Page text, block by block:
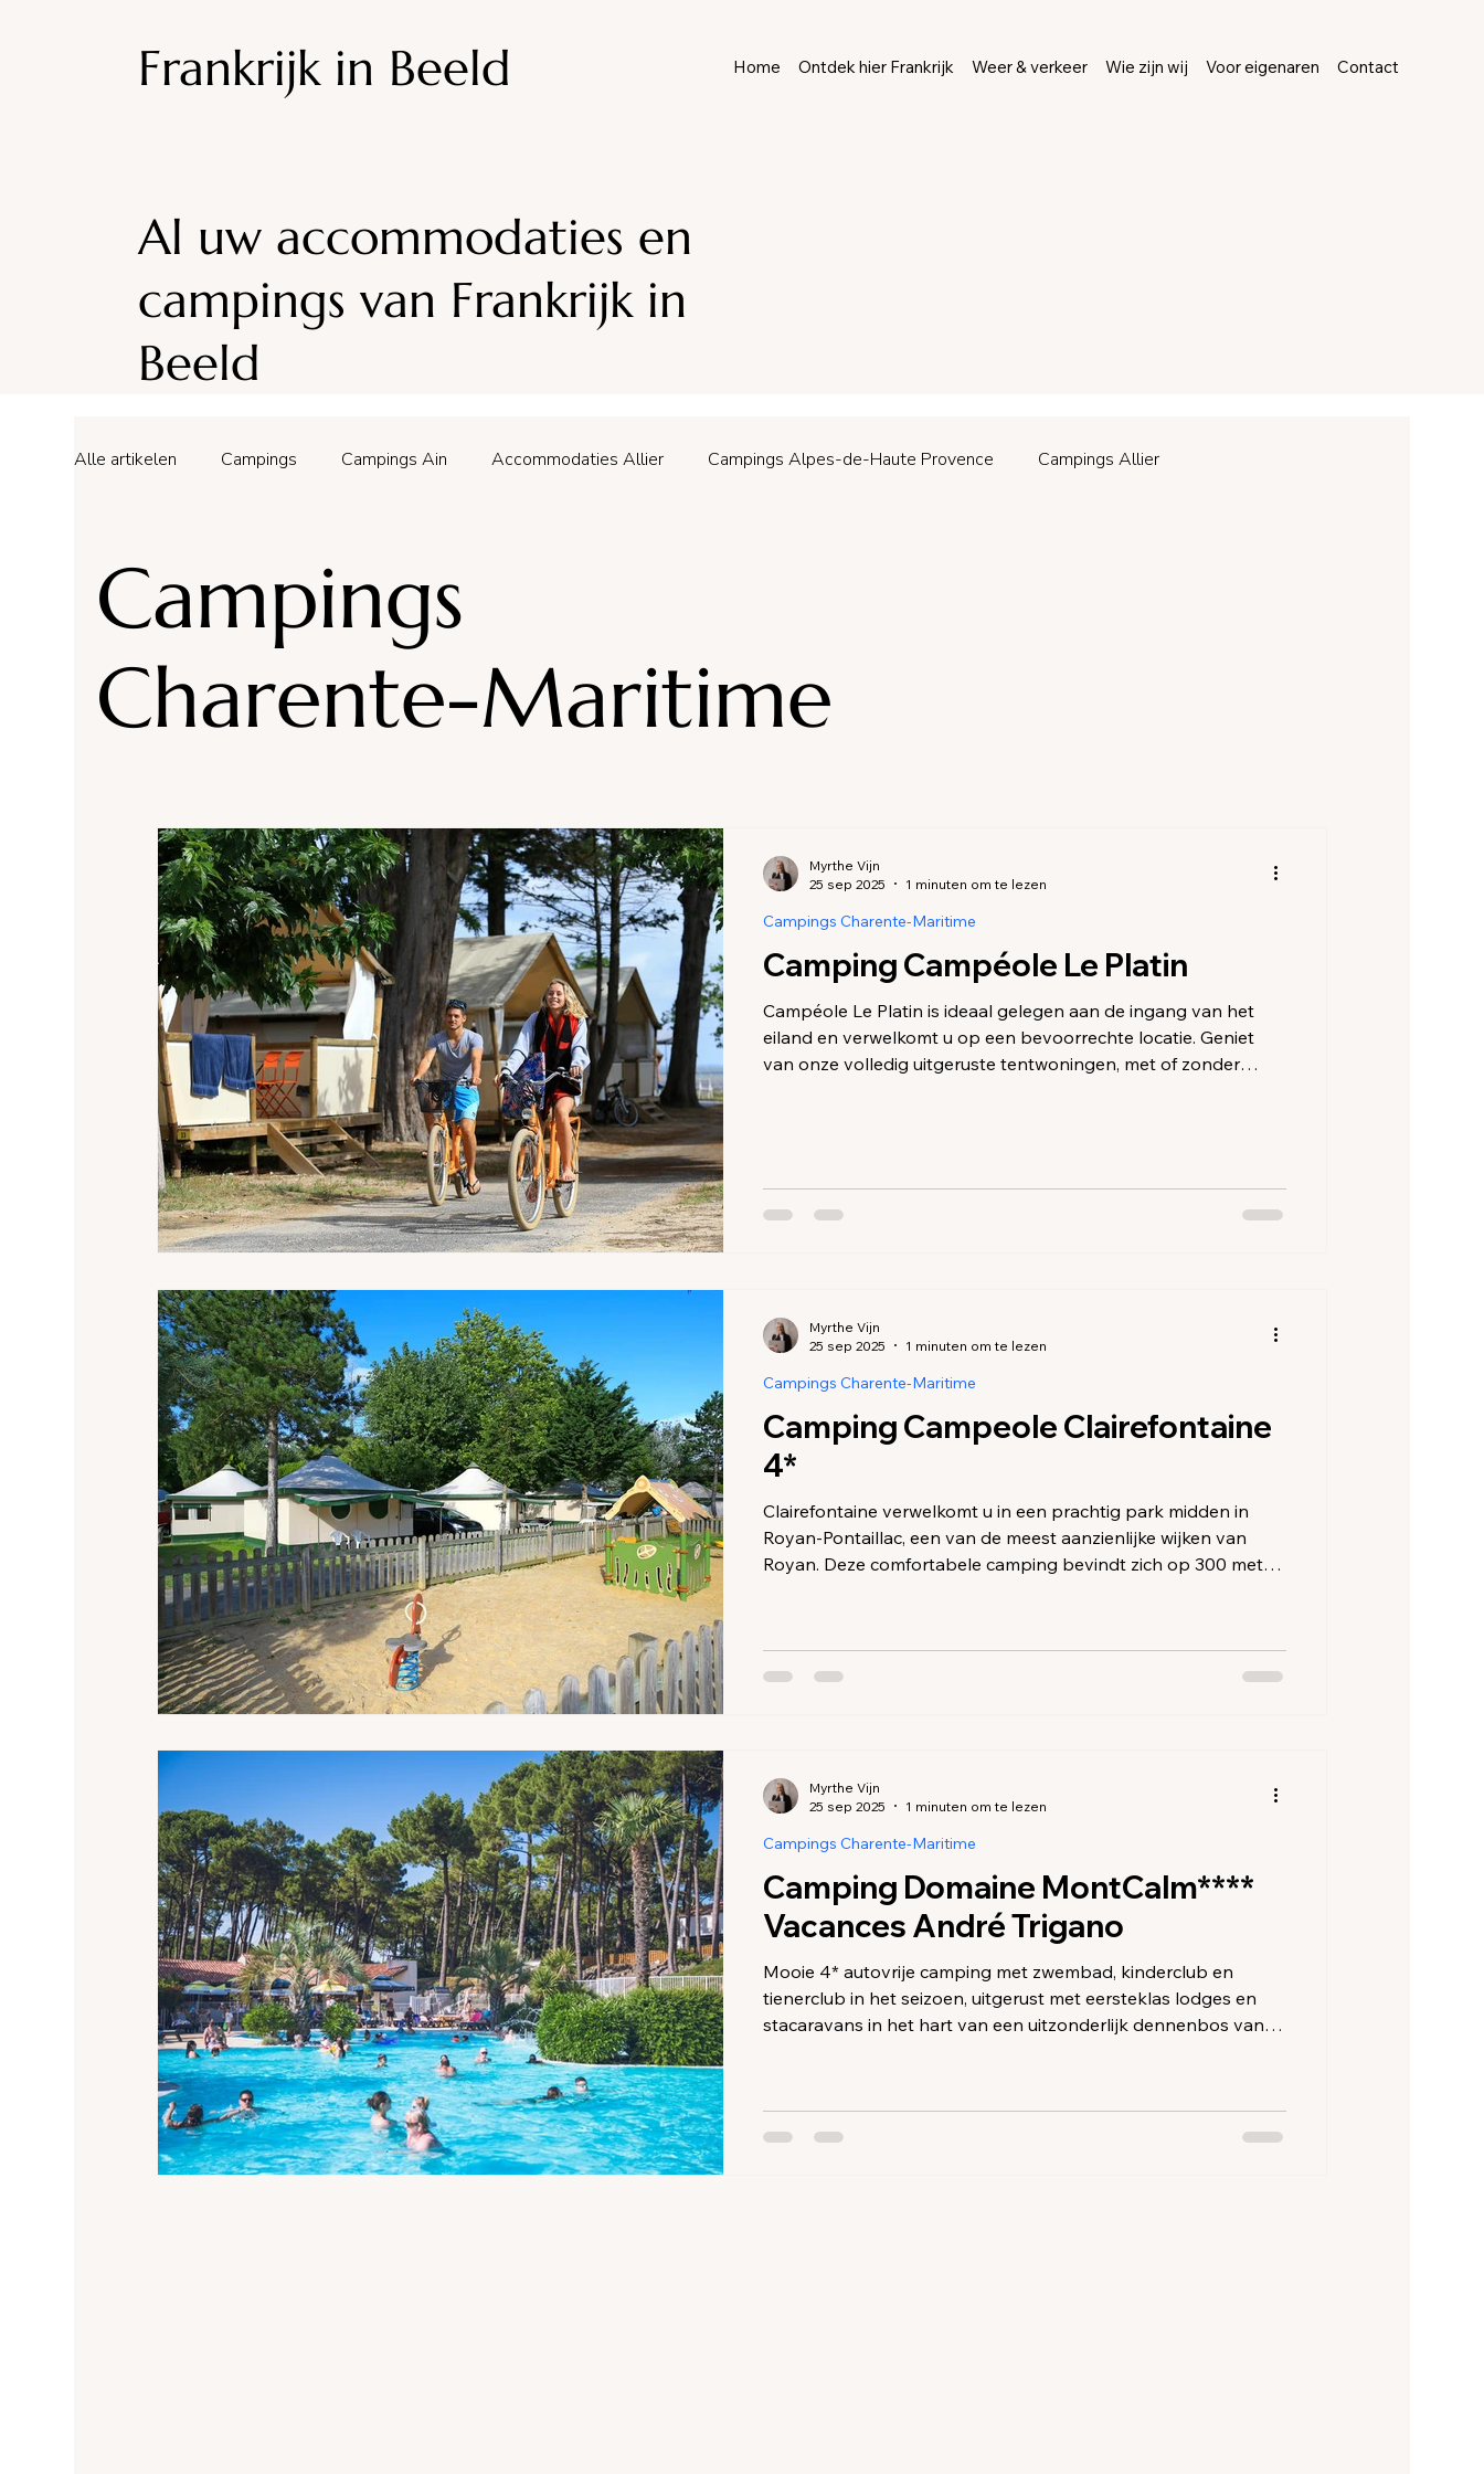
Frankrijk in Beeld Home Ontdek hier Frankrijk Weer & verkeer Wie zijn wij Voor eigenaren Contact
Al uw accommodaties en
campings van Frankrijk in
Beeld
Alle artikelen Campings Campings Ain Accommodaties Allier Campings Alpes-de-Haute Provence Campings Allier
Campings Loire Highlights Auvergne Rhone Alpes
Campings Isère Campings/ accommodaties Puy-de-Dôme Campings Bourgogne
Campings Vosges Campings accommodatie Pas de Calais Campings Yvelines
Campings en accommodatie Charante Campings Charente-Maritime Campings en accommodatie Correze
Campings accommodatie Creuse
Campings
Charente-Maritime
Camping Campéole Le Platin
Campéole Le Platin is ideaal gelegen aan de ingang van het
eiland en verwelkomt u op een bevoorrechte locatie. Geniet
van onze volledig uitgeruste tentwoningen, met of zonder
Campings Charente-Maritime
Myrthe Vijn
25 sep 2025
1 minuten om te lezen
Camping Campeole Clairefontaine
4*
Clairefontaine verwelkomt u in een prachtig park midden in
Royan-Pontaillac, een van de meest aanzienlijke wijken van
Royan. Deze comfortabele camping bevindt zich op 300 meter
beroemde oesters van Marennes-Oléron proeven of naar het
Campings Charente-Maritime
Myrthe Vijn
25 sep 2025
1 minuten om te lezen
Camping Domaine MontCalm****
Vacances André Trigano
Mooie 4* autovrije camping met zwembad, kinderclub en
tienerclub in het seizoen, uitgerust met eersteklas lodges en
stacaravans in het hart van een uitzonderlijk dennenbos van 15
Campings Charente-Maritime
Myrthe Vijn
25 sep 2025
1 minuten om te lezen